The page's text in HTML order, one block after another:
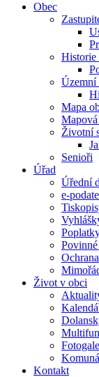
Obec
Historie
Územní
Mapa
Životní
Senioři
Úřad
Úřední
e-
Život v obci
Kontakt